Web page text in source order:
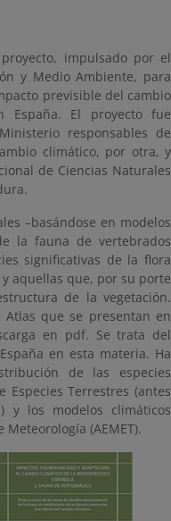
impulsado por el
y Medio Ambiente, para
previsible del cambio
España. El proyecto fue
responsables de
climático, por otra, y
de Ciencias Naturales
–basándose en modelos
la fauna de vertebrados
significativas de la flora
aquellas que, por su porte
de la vegetación.
que se presentan en
en pdf. Se trata del
en esta materia. Ha
de las especies
Terrestres (antes
y los modelos climáticos
(AEMET).